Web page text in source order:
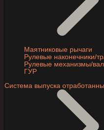
Маятниковые рычаги
Рулевые наконечники/
Рулевые механизмы/
ГУР
Система выпуска